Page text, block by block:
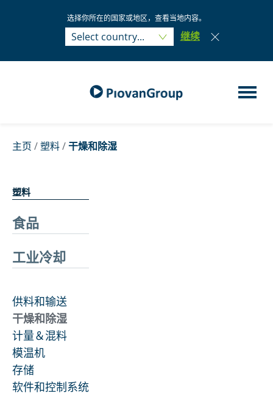
选择你所在的国家或地区，查看当地内容。
Select country...
Select country... 继续
主页 /塑料/干燥和除湿
塑料
食品
工业冷却
供料和输送
干燥和除湿
计量＆混料
模温机
存储
软件和控制系统